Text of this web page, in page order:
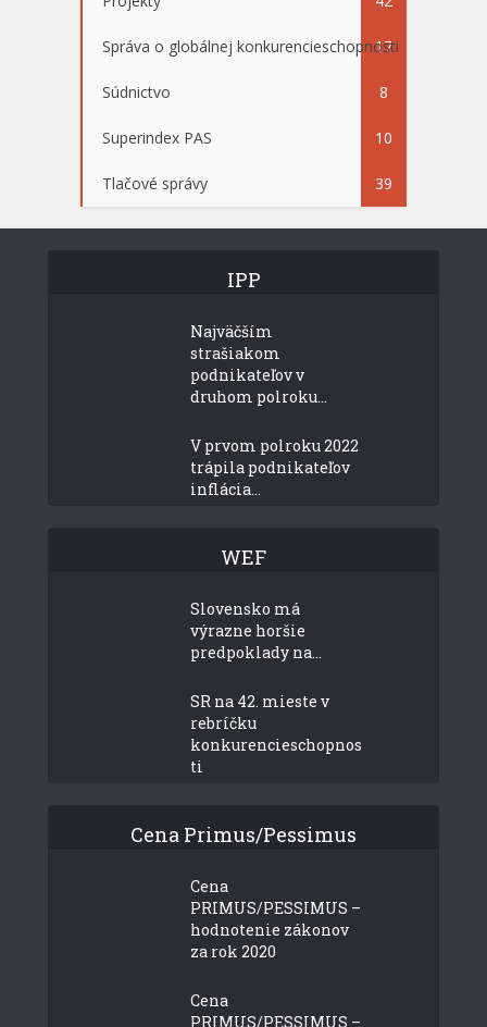
Správa o globálnej konkurencieschopnosti
17
Súdnictvo 8
Superindex PAS 10
Tlačové správy 39
IPP
Najväčším
strašiakom
podnikateľov v
druhom polroku...
V prvom polroku 2022
trápila podnikateľov
inflácia...
WEF
Slovensko má
výrazne horšie
predpoklady na...
SR na 42. mieste v
rebríčku
konkurencieschopnos
ti
Cena Primus/Pessimus
Cena
PRIMUS/PESSIMUS –
hodnotenie zákonov
za rok 2020
Cena
PRIMUS/PESSIMUS –